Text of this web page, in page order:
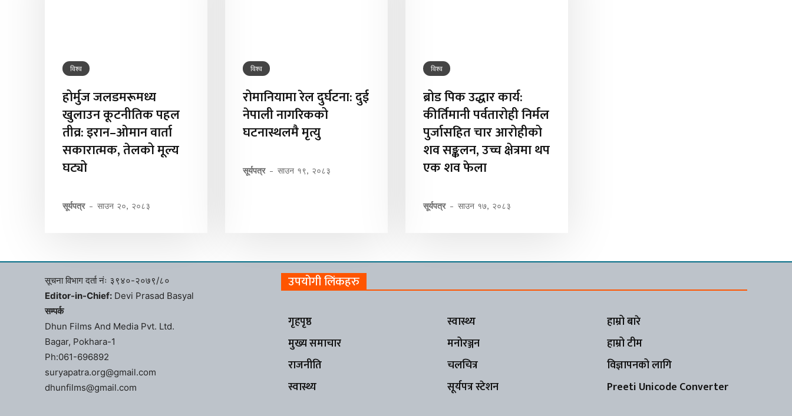
विश्व
होर्मुज जलडमरूमध्य
खुलाउन कूटनीतिक पहल
तीव्र: इरान–ओमान वार्ता
सकारात्मक, तेलको मूल्य
घट्यो
सूर्यपत्र - साउन २०, २०८३
विश्व
रोमानियामा रेल दुर्घटना: दुई
नेपाली नागरिकको
घटनास्थलमै मृत्यु
सूर्यपत्र - साउन १९, २०८३
विश्व
ब्रोड पिक उद्धार कार्य:
कीर्तिमानी पर्वतारोही निर्मल
पुर्जासहित चार आरोहीको
शव सङ्कलन, उच्च क्षेत्रमा थप
एक शव फेला
सूर्यपत्र - साउन १७, २०८३
सूचना विभाग दर्ता नंः ३९४०-२०७९/८०
Editor-in-Chief: Devi Prasad Basyal
सम्पर्क
Dhun Films And Media Pvt. Ltd.
Bagar, Pokhara-1
Ph:061-696892
suryapatra.org@gmail.com
dhunfilms@gmail.com
उपयोगी लिंकहरु
गृहपृष्ठ
मुख्य समाचार
राजनीति
स्वास्थ्य
स्वास्थ्य
मनोरञ्जन
चलचित्र
सूर्यपत्र स्टेशन
हाम्रो बारे
हाम्रो टीम
विज्ञापनको लागि
Preeti Unicode Converter